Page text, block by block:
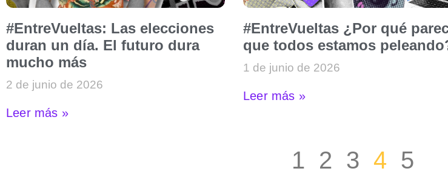
#EntreVueltas: Las elecciones
duran un día. El futuro dura
mucho más
2 de junio de 2026
Leer más »
#EntreVueltas ¿Por qué
que todos estamos
1 de junio de 2026
Leer más »
1 2 3 4 5